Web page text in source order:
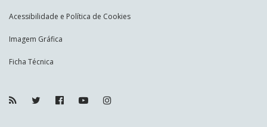
Acessibilidade e Política de Cookies
Imagem Gráfica
Ficha Técnica